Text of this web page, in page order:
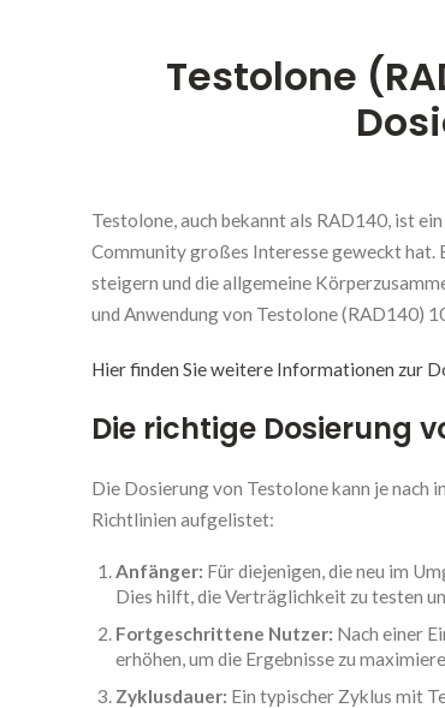
Testolone
Testolone, auch bekannt als RAD140, ist
Community großes Interesse geweckt hat.
steigern und die allgemeine
und Anwendung von Testolone (RAD140)
Hier finden Sie weitere Informationen zur
Die richtige Dosierung
Die Dosierung von Testolone kann je nach
Richtlinien aufgelistet:
Anfänger: Für diejenigen, die neu im
Dies hilft, die Verträglichkeit zu testen
Fortgeschrittene Nutzer: Nach einer
erhöhen, um die Ergebnisse zu
Zyklusdauer: Ein typischer Zyklus mit